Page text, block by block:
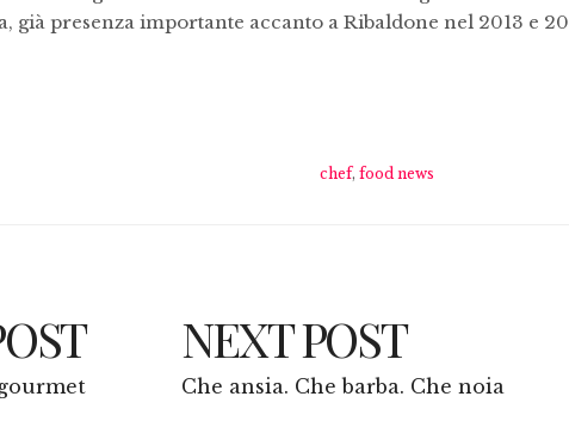
già presenza importante accanto a Ribaldone nel 2013 e
chef, food news
NEXT POST
Che ansia. Che barba. Che noia